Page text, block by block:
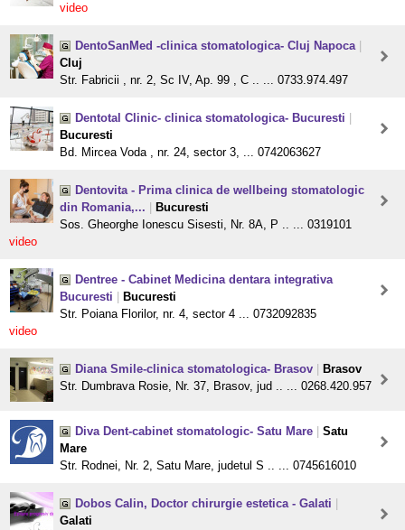
video
DentoSanMed -clinica stomatologica- Cluj Napoca
Cluj
Str. Fabricii , nr. 2, Sc IV, Ap. 99 , C .. ... 0733.974.497
Dentotal Clinic- clinica stomatologica- Bucuresti
Bucuresti
Bd. Mircea Voda , nr. 24, sector 3, ... 0742063627
Dentovita - Prima clinica de wellbeing stomatologic
din Romania,...
Bucuresti
Sos. Gheorghe Ionescu Sisesti, Nr. 8A, P .. ... 0319101
video
Dentree - Cabinet Medicina dentara integrativa
Bucuresti
Bucuresti
Str. Poiana Florilor, nr. 4, sector 4 ... 0732092835
video
Diana Smile-clinica stomatologica- Brasov
Brasov
Str. Dumbrava Rosie, Nr. 37, Brasov, jud .. ... 0268.420.957
Diva Dent-cabinet stomatologic- Satu Mare
Satu
Mare
Str. Rodnei, Nr. 2, Satu Mare, judetul S .. ... 0745616010
Dobos Calin, Doctor chirurgie estetica - Galati
Galati